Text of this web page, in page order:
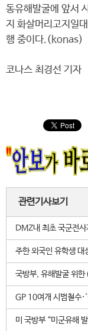
동유해발굴에 앞서
지 화살머리고지일
행 중이다.(konas)
코나스 최경선 기자
관련기사보기
DMZ내 최초 국군전사
주한 외국인 유학생 대
국방부, 유해발굴 위
GP 10여개 시범철수
미 국방부 “미군유해